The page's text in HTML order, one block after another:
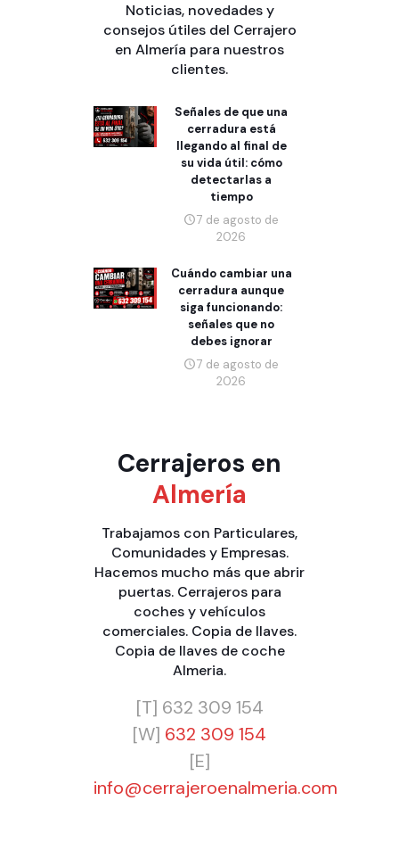
Noticias, novedades y
consejos útiles del Cerrajero
en Almería para nuestros
clientes.
Señales de que una
cerradura está
llegando al final de
su vida útil: cómo
detectarlas a
tiempo
7 de agosto de
2026
Cuándo cambiar una
cerradura aunque
siga funcionando:
señales que no
debes ignorar
7 de agosto de
2026
Cerrajeros en
Almería
Trabajamos con Particulares,
Comunidadesy Empresas.
Hacemos mucho más que abrir
puertas. Cerrajeros para
coches y vehículos
comerciales. Copia de llaves.
Copia de llaves de coche
Almeria.
[T] 632 309 154
[W] 632 309 154
[E]
info@cerrajeroenalmeria.com